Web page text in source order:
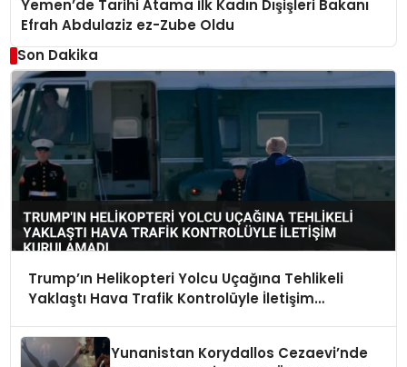
Yemen’de Tarihi Atama İlk Kadın Dışişleri Bakanı
Efrah Abdulaziz ez-Zube Oldu
Son Dakika
Trump’ın Helikopteri Yolcu Uçağına Tehlikeli
Yaklaştı Hava Trafik Kontrolüyle İletişim
Yunanistan Korydallos Cezaevi’nde